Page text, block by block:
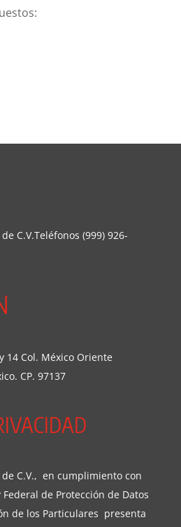
C.V.Teléfonos (999) 926-
14 Col. México Oriente
CP. 97137
de C.V., en cumplimiento con
de Protección de Datos
de los Particulares presenta